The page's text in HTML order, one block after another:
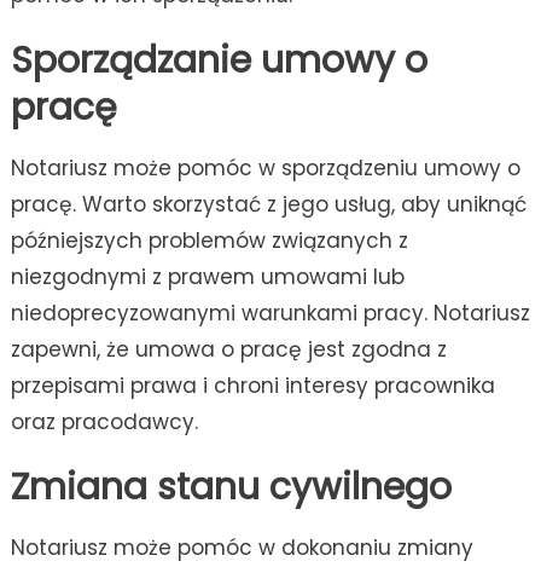
Sporządzanie umowy o
pracę
Notariusz może pomóc w sporządzeniu umowy o
pracę. Warto skorzystać z jego usług, aby uniknąć
późniejszych problemów związanych z
niezgodnymi z prawem umowami lub
niedoprecyzowanymi warunkami pracy. Notariusz
zapewni, że umowa o pracę jest zgodna z
przepisami prawa i chroni interesy pracownika
oraz pracodawcy.
Zmiana stanu cywilnego
Notariusz może pomóc w dokonaniu zmiany